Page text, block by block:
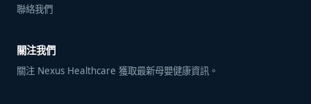
聯絡我們
關注我們
關注 Nexus Healthcare 獲取最新母嬰健康資訊。